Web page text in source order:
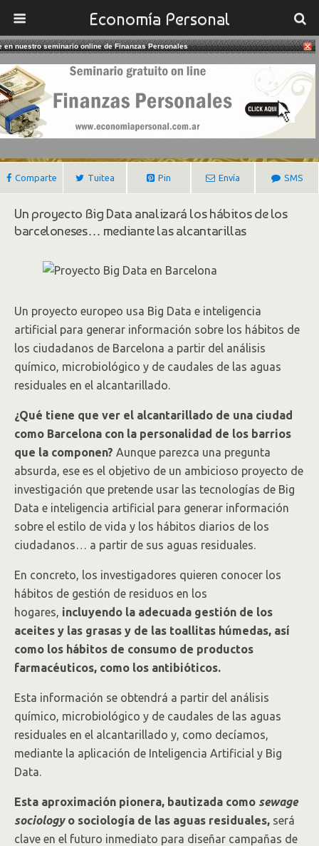
Economía Personal
27/06/2019
Cloacas Y Big Data
Gustavo Ibañez Padilla
Comparte Tuitea Pin Envía SMS
Un proyecto Big Data analizará los hábitos de los
barceloneses… mediante las alcantarillas
Un proyecto europeo usa Big Data e inteligencia
artificial para generar información sobre los hábitos de
los ciudadanos de Barcelona a partir del análisis
químico, microbiológico y de caudales de las aguas
residuales en el alcantarillado.
¿Qué tiene que ver el alcantarillado de una ciudad
como Barcelona con la personalidad de los barrios
que la componen? Aunque parezca una pregunta
absurda, ese es el objetivo de un ambicioso proyecto de
investigación que pretende usar las tecnologías de Big
Data e inteligencia artificial para generar información
sobre el estilo de vida y los hábitos diarios de los
ciudadanos… a partir de sus aguas residuales.
En concreto, los investigadores quieren conocer los
hábitos de gestión de residuos en los
hogares, incluyendo la adecuada gestión de los
aceites y las grasas y de las toallitas húmedas, así
como los hábitos de consumo de productos
farmacéuticos, como los antibióticos.
Esta información se obtendrá a partir del análisis
químico, microbiológico y de caudales de las aguas
residuales en el alcantarillado y, como decíamos,
mediante la aplicación de Inteligencia Artificial y Big
Data.
Esta aproximación pionera, bautizada como sewage
sociologyo sociología de las aguas residuales, será
clave en el futuro inmediato para diseñar campañas de
en nuestro seminario online de Finanzas Personales